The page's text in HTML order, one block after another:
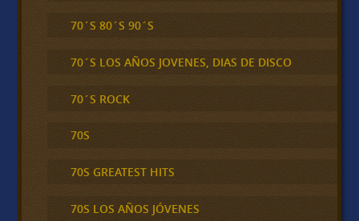
70´S 80´S 90´S
70´S LOS AÑOS JOVENES, DIAS DE DISCO
70´S ROCK
70S
70S GREATEST HITS
70S LOS AÑOS JÓVENES